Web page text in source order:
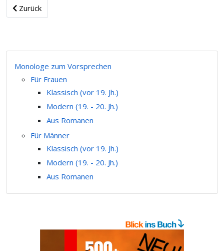
Zurück
Monologe zum Vorsprechen
Für Frauen
Klassisch (vor 19. Jh.)
Modern (19. - 20. Jh.)
Aus Romanen
Für Männer
Klassisch (vor 19. Jh.)
Modern (19. - 20. Jh.)
Aus Romanen